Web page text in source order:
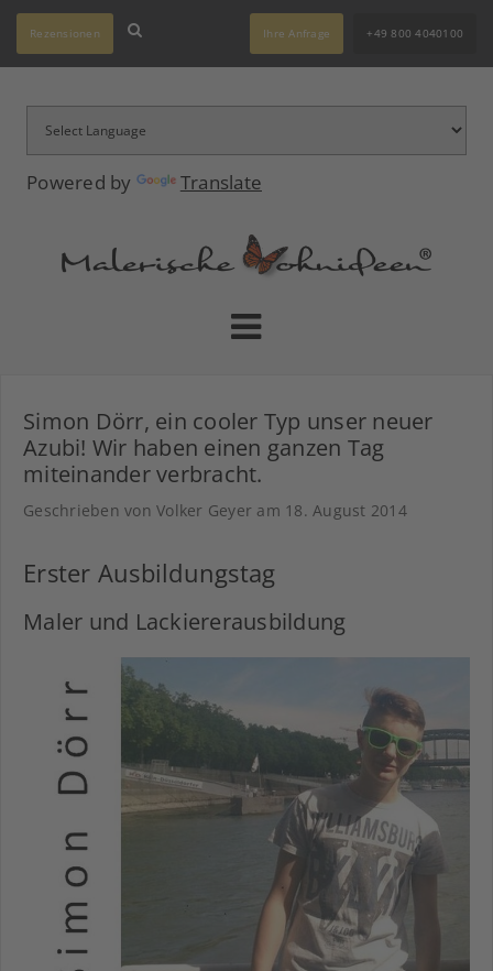
Powered by Translate
Rezensionen Ihre Anfrage +49 800 4040100
Simon Dörr, ein cooler Typ unser neuer
Azubi! Wir haben einen ganzen Tag
miteinander verbracht.
Geschrieben von Volker Geyer am 18. August 2014
Erster Ausbildungstag
Maler und Lackiererausbildung